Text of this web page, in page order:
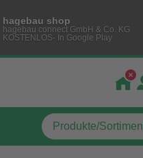
hagebau shop
hagebau connect GmbH & Co. KG
KOSTENLOS- In Google Play